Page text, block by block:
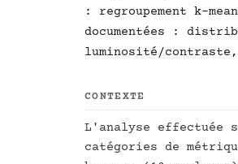
: regroupement k-
documentées :
luminosité/
CONTEXTE
L'analyse effectuée
catégories de